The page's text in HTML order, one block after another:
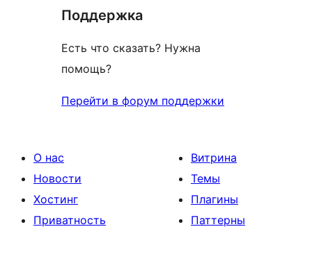
Поддержка
Есть что сказать? Нужна
помощь?
Перейти в форум поддержки
О нас
Новости
Хостинг
Приватность
Витрина
Темы
Плагины
Паттерны